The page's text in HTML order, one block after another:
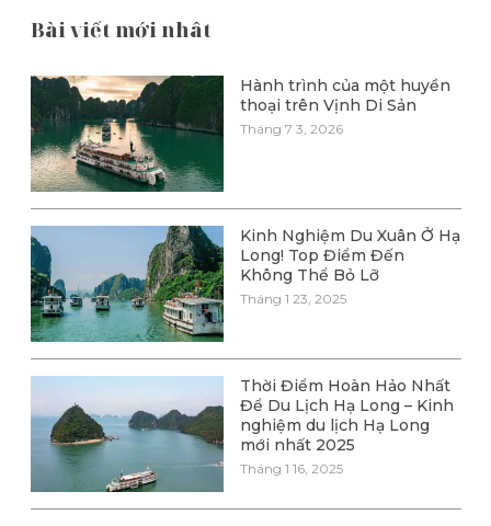
Bài viết mới nhât
Hành trình của một huyền
thoại trên Vịnh Di Sản
Tháng 7 3, 2026
Kinh Nghiệm Du Xuân Ở Hạ
Long! Top Điểm Đến
Không Thể Bỏ Lỡ
Tháng 1 23, 2025
Thời Điểm Hoàn Hảo Nhất
Để Du Lịch Hạ Long – Kinh
nghiệm du lịch Hạ Long
mới nhất 2025
Tháng 1 16, 2025